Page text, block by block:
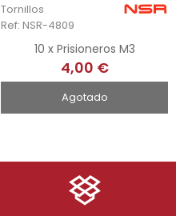
Tornillos
Ref: NSR-4809
10 x Prisioneros M3
4,00 €
Agotado